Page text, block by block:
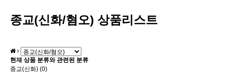
종교(신화/혐오) 상품리스트
현재 상품 분류와 관련된 분류
종교(신화) (0)